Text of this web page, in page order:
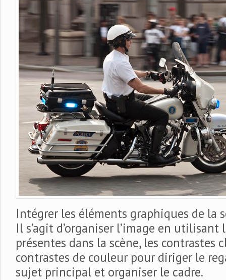
Intégrer les éléments graphiques de la
Il s’agit d’organiser l’image en
présentes dans la scène, les contrastes
contrastes de couleur pour diriger le
sujet principal et organiser le cadre.